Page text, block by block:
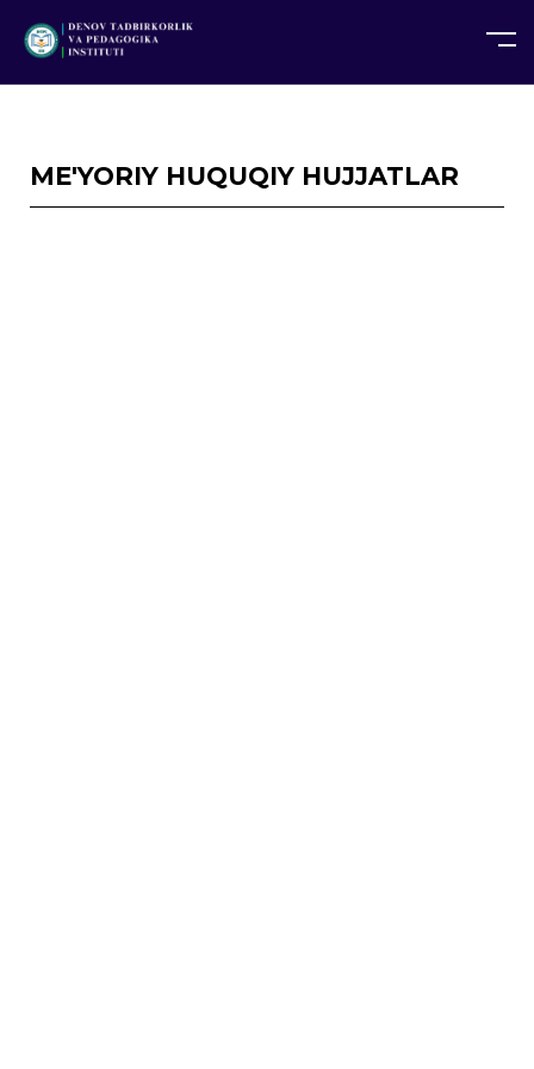
TG TR
ME'YORIY HUQUQIY HUJJATLAR